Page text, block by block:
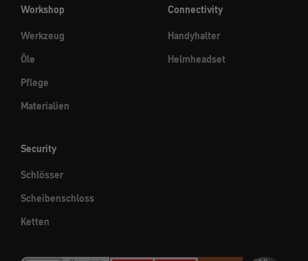
Workshop
Werkzeug
Öle
Pflege
Materialien
Connectivity
Handyhalter
Helmheadset
Security
Schlösser
Scheibenschloss
Ketten